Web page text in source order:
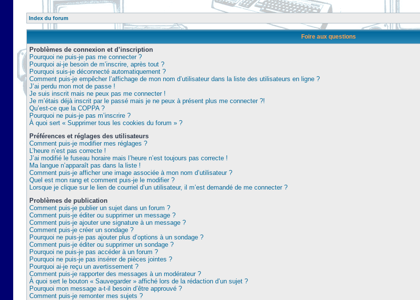
Index du forum
Foire aux questions
Problèmes de connexion et d’inscription
Pourquoi ne puis-je pas me connecter ?
Pourquoi ai-je besoin de m’inscrire, après tout ?
Pourquoi suis-je déconnecté automatiquement ?
Comment puis-je empêcher l’affichage de mon nom d’utilisateur dans la liste des utilisateurs en ligne ?
J’ai perdu mon mot de passe !
Je suis inscrit mais ne peux pas me connecter !
Je m’étais déjà inscrit par le passé mais je ne peux à présent plus me connecter ?!
Qu’est-ce que la COPPA ?
Pourquoi ne puis-je pas m’inscrire ?
À quoi sert « Supprimer tous les cookies du forum » ?
Préférences et réglages des utilisateurs
Comment puis-je modifier mes réglages ?
L’heure n’est pas correcte !
J’ai modifié le fuseau horaire mais l’heure n’est toujours pas correcte !
Ma langue n’apparaît pas dans la liste !
Comment puis-je afficher une image associée à mon nom d’utilisateur ?
Quel est mon rang et comment puis-je le modifier ?
Lorsque je clique sur le lien de courriel d’un utilisateur, il m’est demandé de me connecter ?
Problèmes de publication
Comment puis-je publier un sujet dans un forum ?
Comment puis-je éditer ou supprimer un message ?
Comment puis-je ajouter une signature à un message ?
Comment puis-je créer un sondage ?
Pourquoi ne puis-je pas ajouter plus d’options à un sondage ?
Comment puis-je éditer ou supprimer un sondage ?
Pourquoi ne puis-je pas accéder à un forum ?
Pourquoi ne puis-je pas insérer de pièces jointes ?
Pourquoi ai-je reçu un avertissement ?
Comment puis-je rapporter des messages à un modérateur ?
À quoi sert le bouton « Sauvegarder » affiché lors de la rédaction d’un sujet ?
Pourquoi mon message a-t-il besoin d’être approuvé ?
Comment puis-je remonter mes sujets ?